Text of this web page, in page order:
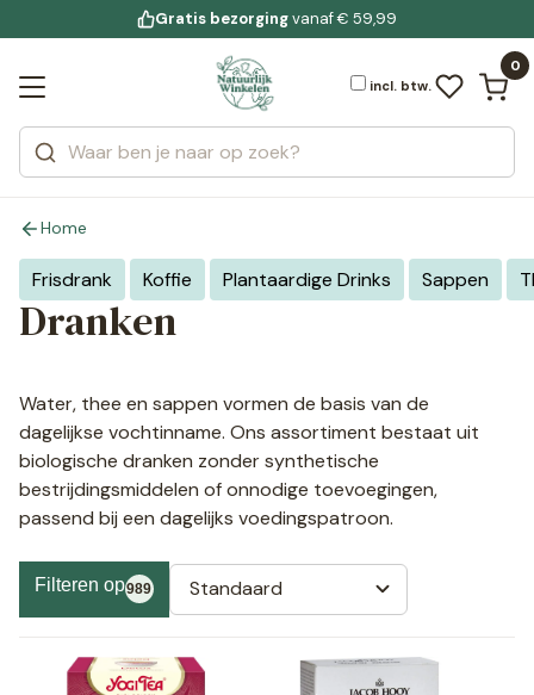
Jouw bewuste leefstijl
voor 19:00 uur besteld
Gratis bezorgingvanaf € 59,99
incl. btw.
0
Zoeken
Categorieën
Merken
Bekijk alle resultaten
Home
Frisdrank Koffie Plantaardige Drinks Sappen
Dranken
Water, thee en sappen vormen de basis van de
dagelijkse vochtinname. Ons assortiment bestaat uit
biologische dranken zonder synthetische
bestrijdingsmiddelen of onnodige toevoegingen,
passend bij een dagelijks voedingspatroon.
Filteren op989 Standaard